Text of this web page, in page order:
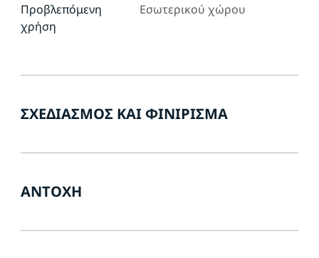
Προβλεπόμενη
χρήση
Εσωτερικού χώρου
ΣΧΕΔΙΑΣΜΌΣ ΚΑΙ ΦΙΝΊΡΙΣΜΑ
ΑΝΤΟΧΉ